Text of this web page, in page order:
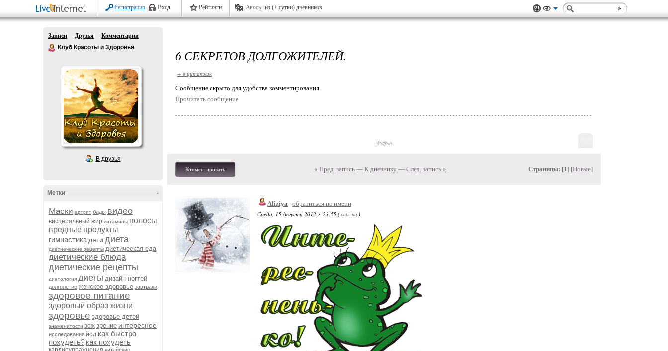
Регистрация Вход Рейтинги Авось из (+ сутки) дневников
Записи Друзья
Комментарии
Клуб Красоты и Здоровья
В друзья
-
Метки
Маски артрит бады видео
висцеральный жир витамины волосы
вредные продукты
гимнастика дети диета
диетиеческие рецепты диетическая еда
диетические блюда
диетические рецепты
диетология диеты дизайн ногтей
долголетие женское здоровье завтраки
здоровое питание
здоровый образ жизни
здоровье здоровье детей
знаменитости зож зрение интересное
исследования йод как быстро
похудеть? как похудеть
кардиоупражнения китайские
6 СЕКРЕТОВ ДОЛГОЖИТЕЛЕЙ.
+ в цитатник
Cообщение скрыто для удобства комментирования.
Прочитать сообщение
Комментировать « Пред. запись— К дневнику — След. запись » Страницы: [1] [Новые]
Aliziya
обратиться по имени
Среда, 15 Августа 2012 г. 23:55 (ссылка )